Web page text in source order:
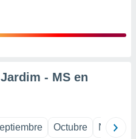
- MS en
Octubre